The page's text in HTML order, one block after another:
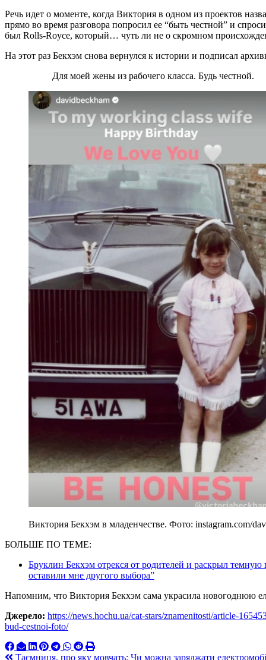
Речь идет о моменте, когда Виктория в одном из проектов
прямо во время разговора попросил ее “быть честной” и
был Rolls-Royce, который… чуть ли не о скромном
На этот раз Бекхэм снова вернулся к истории и подписал
Для моей жены из рабочего класса. Будь честной.
Виктория Бекхэм в младенчестве. Фото: instagram.com/
БОЛЬШЕ ПО ТЕМЕ:
Бруклин Бекхэм отрекся от родителей и раскрыл
оставили мне другого выбора”
Напомним, что Виктория Бекхэм сама украсила новогоднюю
Джерело: https://news.hochu.ua/cat-stars/znamenitosti/article-
bud-cestnoi-foto/
Таємниця, про яку мовчать: Чи можна заряджати